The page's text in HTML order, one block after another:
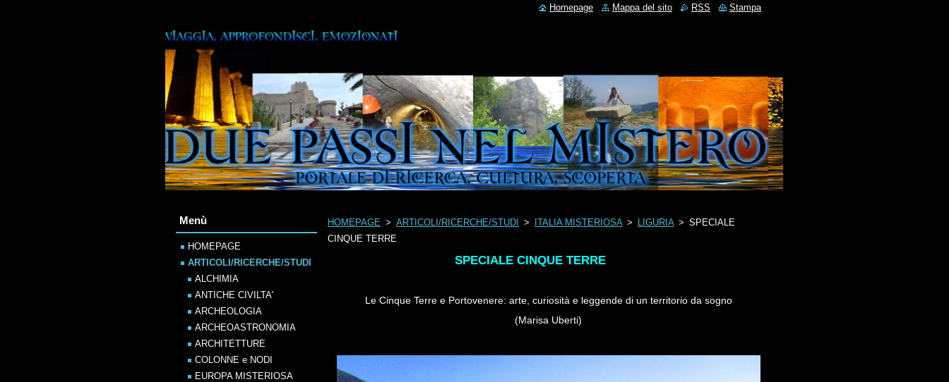
HOMEPAGE > ARTICOLI/RICERCHE/STUDI > ITALIA MISTERIOSA > LIGURIA > SPECIALE
CINQUE TERRE
SPECIALE CINQUE TERRE
Le Cinque Terre e Portovenere: arte, curiosità e leggende di un territorio da sogno
(Marisa Uberti)
Menù
HOMEPAGE
ARTICOLI/RICERCHE/STUDI
ALCHIMIA
ANTICHE CIVILTA'
ARCHEOLOGIA
ARCHEOASTRONOMIA
ARCHITETTURE
COLONNE e NODI
EUROPA MISTERIOSA
Homepage Mappa del sito RSS Stampa